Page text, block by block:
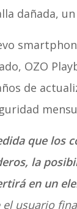
dañada,
OZO
de
que los
la
en un
el usuario